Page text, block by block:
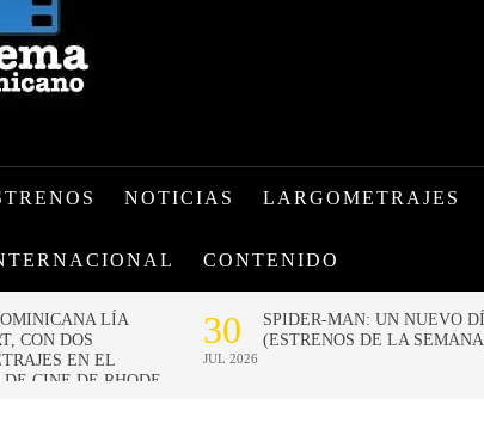
NOTICIAS LARGOMETRAJES
CONTENIDO